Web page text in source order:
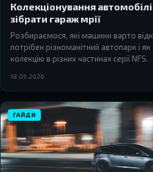
Колекціонування
зібрати гараж мрії
Розбираємося, які машини варто
потрібен різноманітний автопарк і
колекцію в різних частинах серії NFS.
18.05.2026
ГАЙДИ